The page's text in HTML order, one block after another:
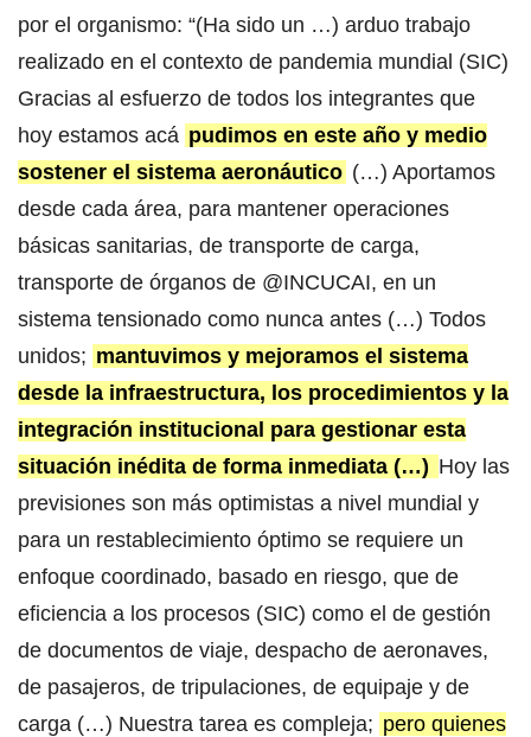
por el organismo: “(Ha sido un …) arduo trabajo
realizado en el contexto de pandemia mundial (SIC)
Gracias al esfuerzo de todos los integrantes que
hoy estamos acá pudimos en este año y medio
sostener el sistema aeronáutico (…) Aportamos
desde cada área, para mantener operaciones
básicas sanitarias, de transporte de carga,
transporte de órganos de @INCUCAI, en un
sistema tensionado como nunca antes (…) Todos
unidos; mantuvimos y mejoramos el sistema
desde la infraestructura, los procedimientos y la
integración institucional para gestionar esta
situación inédita de forma inmediata (…) Hoy las
previsiones son más optimistas a nivel mundial y
para un restablecimiento óptimo se requiere un
enfoque coordinado, basado en riesgo, que de
eficiencia a los procesos (SIC) como el de gestión
de documentos de viaje, despacho de aeronaves,
de pasajeros, de tripulaciones, de equipaje y de
carga (…) Nuestra tarea es compleja; pero quienes